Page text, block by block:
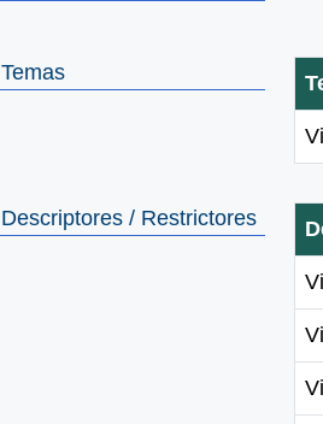
Temas
Descriptores / Restrictores